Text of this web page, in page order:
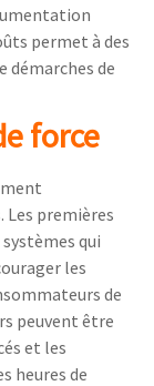
permet à des
démarches de
force
Les premières
qui
les
de
peuvent être
et les
heures de